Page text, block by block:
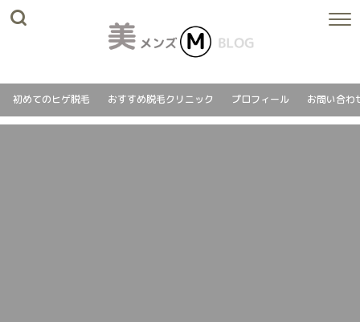
初めてのヒゲ脱毛 おすすめ脱毛クリニック プロフィール お問い合わ